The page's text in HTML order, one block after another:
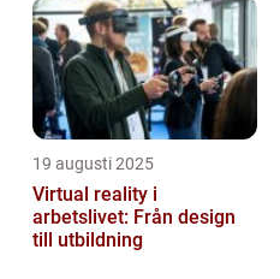
19 augusti 2025
Virtual reality i
arbetslivet: Från design
till utbildning